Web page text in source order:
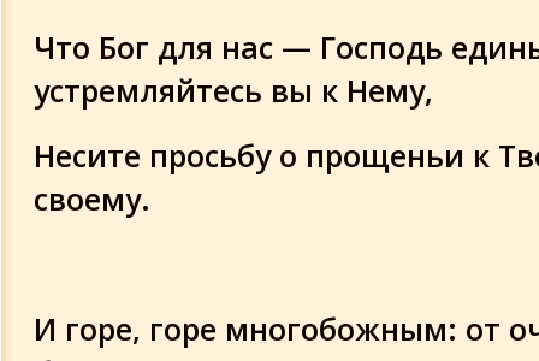
Что Бог для нас — Господь
устремляйтесь вы к Нему,
Несите просьбу о прощеньи к
своему.
И горе, горе многобожным: от